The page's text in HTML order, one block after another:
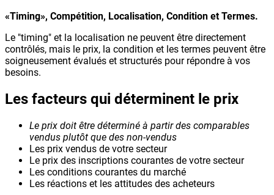
«Timing», Compétition, Localisation, Condition et Termes.
Le "timing" et la localisation ne peuvent être directement
contrôlés, mais le prix, la condition et les termes peuvent être
soigneusement évalués et structurés pour répondre à vos
besoins.
Les facteurs qui déterminent le prix
Le prix doit être déterminé à partir des comparables
vendus plutôt que des non-vendus
Les prix vendus de votre secteur
Le prix des inscriptions courantes de votre secteur
Les conditions courantes du marché
Les réactions et les attitudes des acheteurs